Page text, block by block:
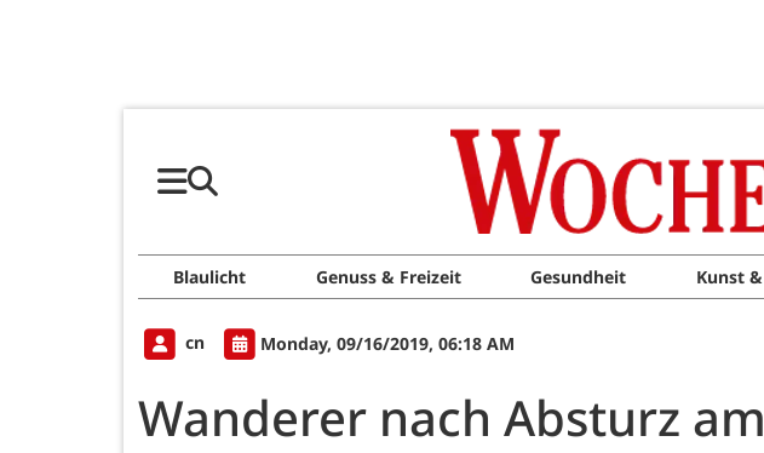
Blaulicht Genuss & Freizeit Gesundheit Kunst
cn Monday, 09/16/2019, 06:18 AM
Wanderer nach Absturz